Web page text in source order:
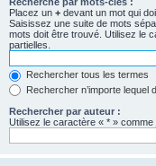
Placez un + devant un mot qui
Saisissez une suite de mots
mots doit être trouvé. Utilisez le
partielles.
Rechercher tous les termes
Rechercher n’importe lequel
Rechercher par auteur :
Utilisez le caractère « * »